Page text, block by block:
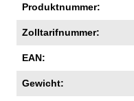
Produktnummer:
Zolltarifnummer:
EAN:
Gewicht: